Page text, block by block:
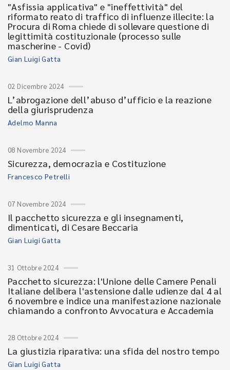
"Asfissia applicativa" e "ineffettività" del
riformato reato di traffico di influenze illecite: la
Procura di Roma chiede di sollevare questione di
legittimità costituzionale (processo sulle
mascherine - Covid)
Gian Luigi Gatta
02 Dicembre 2024
L’abrogazione dell’abuso d’ufficio e la reazione
della giurisprudenza
Adelmo Manna
08 Novembre 2024
Sicurezza, democrazia e Costituzione
Francesco Petrelli
07 Novembre 2024
Il pacchetto sicurezza e gli insegnamenti,
dimenticati, di Cesare Beccaria
Gian Luigi Gatta
31 Ottobre 2024
Pacchetto sicurezza: l'Unione delle Camere Penali
Italiane delibera l'astensione dalle udienze dal 4 al
6 novembre e indice una manifestazione nazionale
chiamando a confronto Avvocatura e Accademia
28 Ottobre 2024
La giustizia riparativa: una sfida del nostro tempo
Gian Luigi Gatta